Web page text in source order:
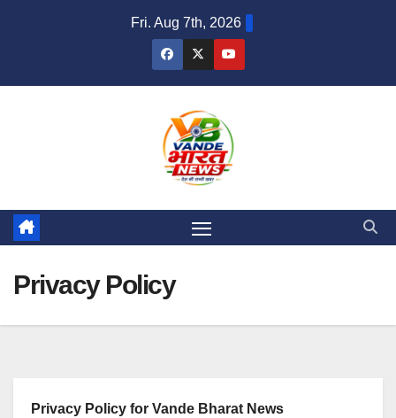
Fri. Aug 7th, 2026
Privacy Policy
Privacy Policy for Vande Bharat News